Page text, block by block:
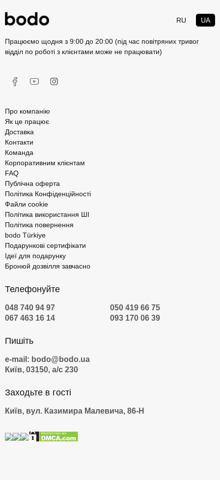
RU UA
Працюємо щодня з 9:00 до 20:00 (під час повітряних тривог
відділ по роботі з клієнтами може не працювати)
Про компанію
Як це працює
Доставка
Контакти
Команда
Корпоративним клієнтам
FAQ
Публічна оферта
Політика Конфіденційності
Файли cookie
Політика використання ШІ
Політика повернення
bodo Türkiye
Подарункові сертифікати
Ідеї для подарунку
Бронюй дозвілля завчасно
Телефонуйте
048 740 94 97
050 419 66 75
067 463 16 14
093 170 06 39
Пишіть
e-mail: bodo@bodo.ua
Київ, 03150, а/с 230
Заходьте в гості
Київ, вул. Казимира Малевича, 86-Н